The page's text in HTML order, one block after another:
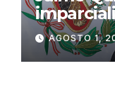
de
AGOSTO 1,